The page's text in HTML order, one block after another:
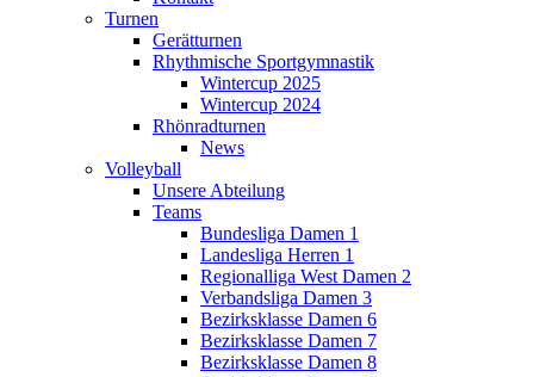
Turnen
Gerätturnen
Rhythmische Sportgymnastik
Wintercup 2025
Wintercup 2024
Rhönradturnen
News
Volleyball
Unsere Abteilung
Teams
Bundesliga Damen 1
Landesliga Herren 1
Regionalliga West Damen 2
Verbandsliga Damen 3
Bezirksklasse Damen 6
Bezirksklasse Damen 7
Bezirksklasse Damen 8